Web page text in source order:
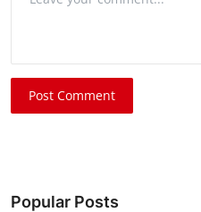
Post Comment
Popular Posts